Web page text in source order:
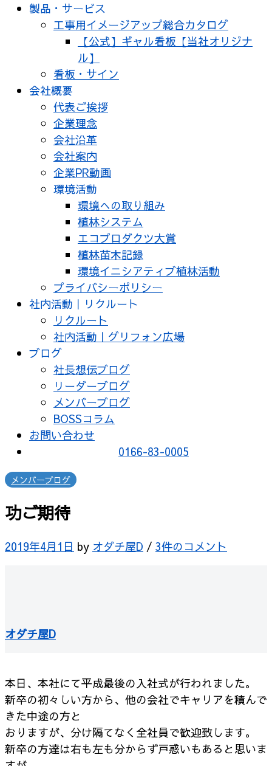
製品・サービス
工事用イメージアップ総合カタログ
【公式】ギャル看板【当社オリジナ
ル】
看板・サイン
会社概要
代表ご挨拶
企業理念
会社沿革
会社案内
企業PR動画
環境活動
環境への取り組み
植林システム
エコプロダクツ大賞
植林苗木記録
環境イニシアティブ植林活動
プライバシーポリシー
社内活動｜リクルート
リクルート
社内活動｜グリフォン広場
ブログ
社長想伝ブログ
リーダーブログ
メンバーブログ
BOSSコラム
お問い合わせ
0166-83-0005
メンバーブログ
功ご期待
2019年4月1日 by オダチ屋D / 3件のコメント
オダチ屋D
本日、本社にて平成最後の入社式が行われました。
新卒の初々しい方から、他の会社でキャリアを積んで
きた中途の方と
おりますが、分け隔てなく全社員で歓迎致します。
新卒の方達は右も左も分からず戸惑いもあると思いま